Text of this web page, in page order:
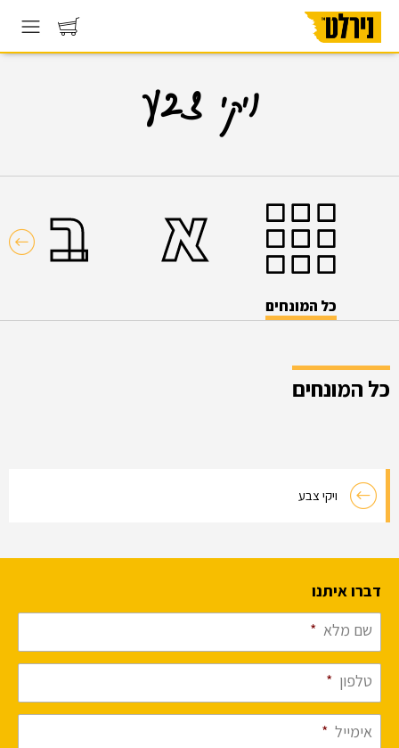
ויקי צבע
כל המונחים
א ב
כל המונחים
ויקי צבע
דברו איתנו
שם מלא *
טלפון *
אימייל *